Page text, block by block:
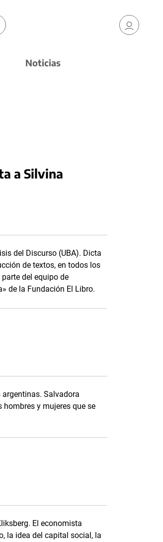
Noticias
a Silvina
del Discurso (UBA). Dicta
de textos, en todos los
del equipo de
de la Fundación El Libro.
Salvadora
y mujeres que se
El economista
la idea del capital social, la